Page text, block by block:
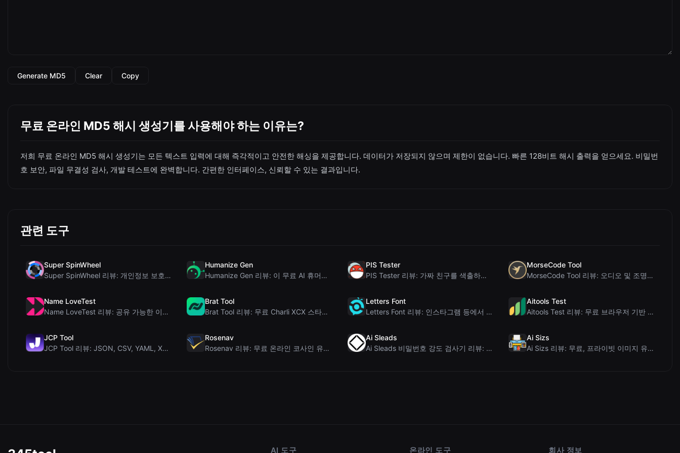
Generate MD5 Clear Copy
무료 온라인 MD5 해시 생성기를 사용해야 하는 이유는?
저희 무료 온라인 MD5 해시 생성기는 모든 텍스트 입력에 대해 즉각적이고 안전한 해싱을 제공합니다. 데이터가 저장되지 않으며 제한이 없습니다. 빠른 128비트 해시 출력을 얻으세요. 비밀번
호 보안, 파일 무결성 검사, 개발 테스트에 완벽합니다. 간편한 인터페이스, 신뢰할 수 있는 결과입니다.
관련 도구
Super SpinWheel
Super SpinWheel 리뷰: 개인정보 보호 우선 무료 휠 스피너
Humanize Gen
Humanize Gen 리뷰: 이 무료 AI 휴머나이저 심층 분석
PIS Tester
PIS Tester 리뷰: 가짜 친구를 색출하는 AI 없는 우정 퀴즈
MorseCode Tool
MorseCode Tool 리뷰: 오디오 및 조명을 갖춘 무료 온라인 텍스트-모스 부호 변...
Name LoveTest
Name LoveTest 리뷰: 공유 가능한 이미지를 갖춘 개인정보 보호 중심의 연애 궁합...
Brat Tool
Brat Tool 리뷰: 무료 Charli XCX 스타일 Brat 텍스트 생성기
Letters Font
Letters Font 리뷰: 인스타그램 등에서 사용 가능한 무료 유니코드 글꼴 생성기
Aitools Test
Aitools Test 리뷰: 무료 브라우저 기반 AI 탐지기, 토큰 카운터 및 비용 추정...
JCP Tool
JCP Tool 리뷰: JSON, CSV, YAML, XML을 위한 무료 클라이언트 측 데...
Rosenav
Rosenav 리뷰: 무료 온라인 코사인 유사도 검사기 및 텍스트 차이 비교 도구
Ai Sleads
Ai Sleads 비밀번호 강도 검사기 리뷰: 제로 업로드, 실시간 엔트로피 분석
Ai Sizs
Ai Sizs 리뷰: 무료, 프라이빗 이미지 유사도 및 블러 감지 도구
AI 도구 온라인 도구 회사 정보